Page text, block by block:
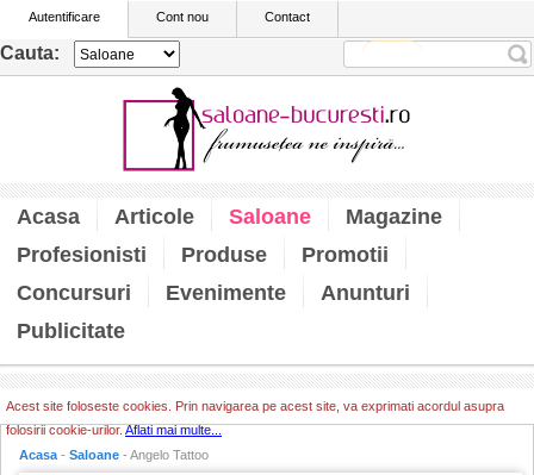
Autentificare Cont nou Contact
Cauta:
Acasa Articole Saloane
Magazine
Profesionisti
Produse
Promotii
Concursuri
Evenimente
Anunturi
Publicitate
Acest site foloseste cookies. Prin navigarea pe acest site, va exprimati acordul asupra
folosirii cookie-urilor.Aflati mai multe...
Acasa - Saloane - Angelo Tattoo